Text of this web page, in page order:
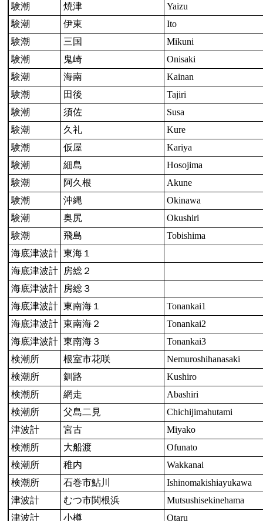
験潮
焼津
Yaizu
験潮
伊東
Ito
験潮
三国
Mikuni
験潮
鬼崎
Onisaki
験潮
海南
Kainan
験潮
田後
Tajiri
験潮
須佐
Susa
験潮
久礼
Kure
験潮
仮屋
Kariya
験潮
細島
Hosojima
験潮
阿久根
Akune
験潮
沖縄
Okinawa
験潮
奥尻
Okushiri
験潮
飛島
Tobishima
海底津波計 東海１
海底津波計
房総２
海底津波計
房総３
海底津波計 東南海１
Tonankai1
海底津波計 東南海２
Tonankai2
海底津波計 東南海３
Tonankai3
検潮所
根室市花咲
Nemuroshihanasaki
検潮所
釧路
Kushiro
検潮所
網走
Abashiri
検潮所
父島二見
Chichijimahutami
津波計
宮古
Miyako
検潮所
大船渡
Ofunato
検潮所
稚内
Wakkanai
検潮所
石巻市鮎川
Ishinomakishiayukawa
津波計
むつ市関根浜
Mutsushisekinehama
津波計
小樽
Otaru